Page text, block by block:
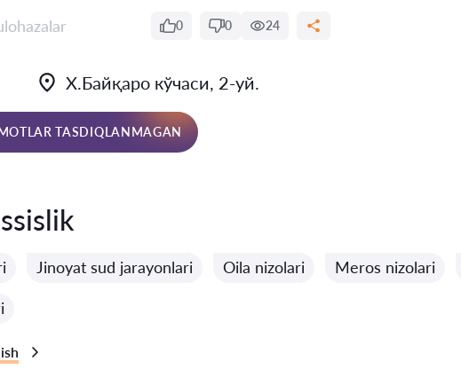
0 0 24
Х.Байқаро кўчаси, 2-уй.
TASDIQLANMAGAN
Jinoyat sud jarayonlari Oila nizolari Meros nizolari